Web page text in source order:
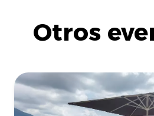
Otros